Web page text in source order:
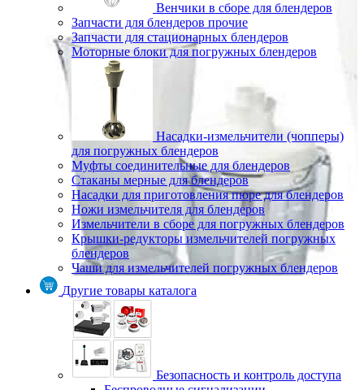
Венчики в сборе для блендеров
Запчасти для блендеров прочие
Запчасти для стационарных блендеров
Моторные блоки для погружных блендеров
Насадки-измельчители (чопперы)
для погружных блендеров
Муфты соединительные для блендеров
Стаканы мерные для блендеров
Насадки для приготовления пюре для блендеров
Ножи измельчителя для блендеров
Измельчители в сборе для погружных блендеров
Крышки-редукторы измельчителей погружных
блендеров
Чаши для измельчителей погружных блендеров
Другие товары каталога
Безопасность и контроль доступа